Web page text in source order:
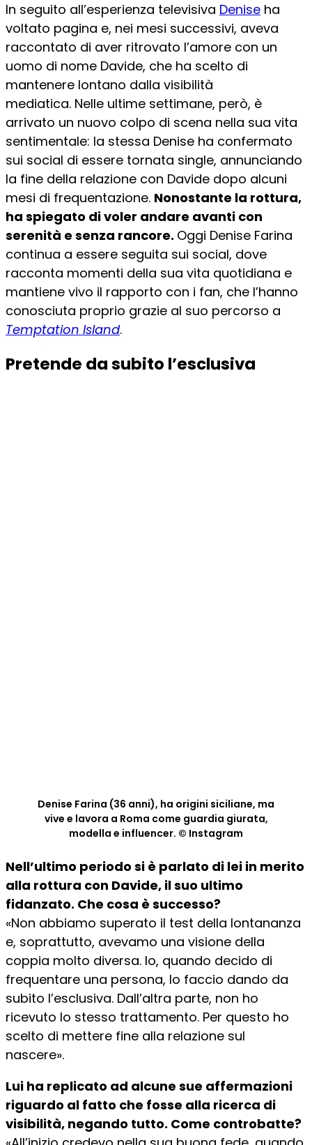
In seguito all’esperienza televisiva Denise ha
voltato pagina e, nei mesi successivi, aveva
raccontato di aver ritrovato l’amore con un
uomo di nome Davide, che ha scelto di
mantenere lontano dalla visibilità
mediatica. Nelle ultime settimane, però, è
arrivato un nuovo colpo di scena nella sua vita
sentimentale: la stessa Denise ha confermato
sui social di essere tornata single, annunciando
la fine della relazione con Davide dopo alcuni
mesi di frequentazione. Nonostante la rottura,
ha spiegato di voler andare avanti con
serenità e senza rancore. Oggi Denise Farina
continua a essere seguita sui social, dove
racconta momenti della sua vita quotidiana e
mantiene vivo il rapporto con i fan, che l’hanno
conosciuta proprio grazie al suo percorso a
Temptation Island.
Pretende da subito l’esclusiva
Denise Farina (36 anni), ha origini siciliane, ma
vive e lavora a Roma come guardia giurata,
modella e influencer. © Instagram
Nell’ultimo periodo si è parlato di lei in merito
alla rottura con Davide, il suo ultimo
fidanzato. Che cosa è successo?
«Non abbiamo superato il test della lontananza
e, soprattutto, avevamo una visione della
coppia molto diversa. Io, quando decido di
frequentare una persona, lo faccio dando da
subito l’esclusiva. Dall’altra parte, non ho
ricevuto lo stesso trattamento. Per questo ho
scelto di mettere fine alla relazione sul
nascere».
Lui ha replicato ad alcune sue affermazioni
riguardo al fatto che fosse alla ricerca di
visibilità, negando tutto. Come controbatte?